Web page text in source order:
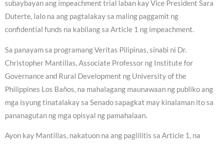
subaybayan ang impeachment trial laban kay Vice President Sara
Duterte, lalo na ang pagtalakay sa maling paggamit ng
confidential funds na kabilang sa Article 1 ng impeachment.
Sa panayam sa programang Veritas Pilipinas, sinabi ni Dr.
Christopher Mantillas, Associate Professor ng Institute for
Governance and Rural Development ng University of the
Philippines Los Baños, na mahalagang maunawaan ng publiko ang
mga isyung tinatalakay sa Senado sapagkat may kinalaman ito sa
pananagutan ng mga opisyal ng pamahalaan.
Ayon kay Mantillas, nakatuon na ang paglilitis sa Article 1, na